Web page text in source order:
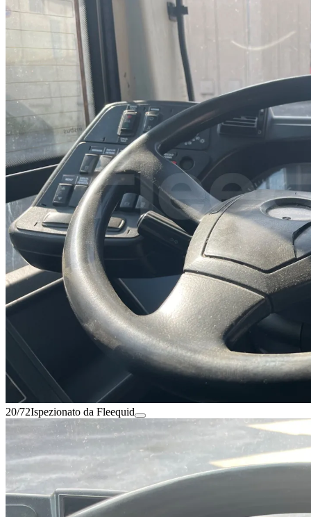
20/72Ispezionato da Fleequid